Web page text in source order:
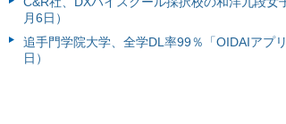
月6日）
追手門学院大学、全学DL率99％「OIDAIアプ
日）